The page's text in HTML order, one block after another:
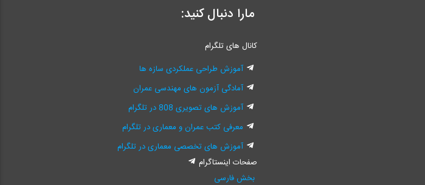
مارا دنبال کنید:
کانال های تلگرام
آموزش طراحی عملکردی سازه ها
آمادگی آزمون های مهندسی عمران
آموزش های تصویری 808 در تلگرام
معرفی کتب عمران و معماری در تلگرام
آموزش های تخصصی معماری در تلگرام
صفحات اینستاگرام
بخش فارسی